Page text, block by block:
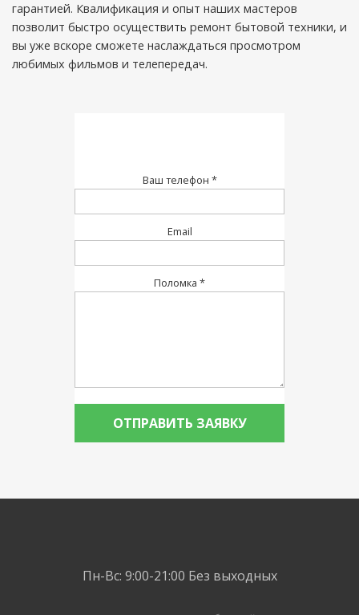
гарантией. Квалификация и опыт наших мастеров
позволит быстро осуществить ремонт бытовой техники, и
вы уже вскоре сможете наслаждаться просмотром
любимых фильмов и телепередач.
Ваш телефон *
Email
Поломка *
Пн-Вс: 9:00-21:00 Без выходных